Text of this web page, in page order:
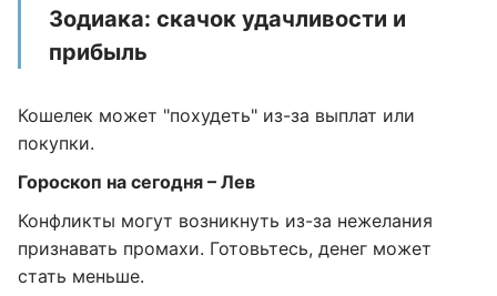
Зодиака: скачок удачливости и
прибыль
Кошелек может "похудеть" из-за выплат или
покупки.
Гороскоп на сегодня – Лев
Конфликты могут возникнуть из-за нежелания
признавать промахи. Готовьтесь, денег может
стать меньше.